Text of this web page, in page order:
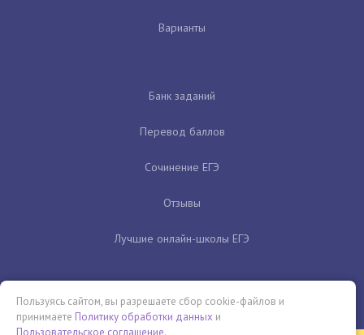
Варианты
Банк заданий
Перевод баллов
Сочинение ЕГЭ
Отзывы
Лучшие онлайн-школы ЕГЭ
Пользуясь сайтом, вы разрешаете сбор cookie-файлов и
принимаете Политику обработки данных и
Пользовательское соглашение.